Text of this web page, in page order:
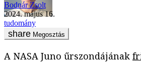
Bodnár Zsolt
2024. május 16.
tudomány
Megosztás
A NASA Juno űrszondájának